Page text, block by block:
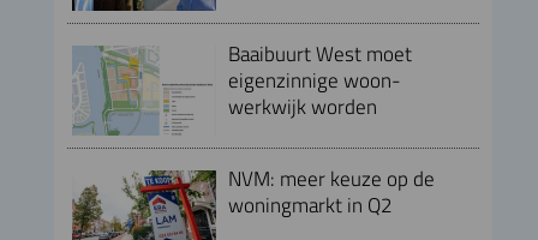
Baaibuurt West moet
eigenzinnige woon-
werkwijk worden
NVM: meer keuze op de
woningmarkt in Q2